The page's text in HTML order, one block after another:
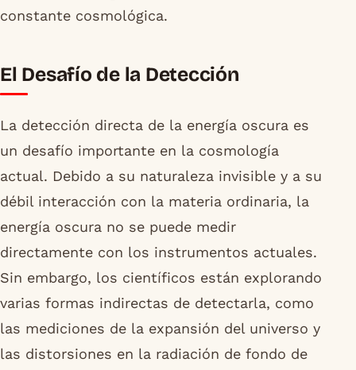
constante cosmológica.
El Desafío de la Detección
La detección directa de la energía oscura es
un desafío importante en la cosmología
actual. Debido a su naturaleza invisible y a su
débil interacción con la materia ordinaria, la
energía oscura no se puede medir
directamente con los instrumentos actuales.
Sin embargo, los científicos están explorando
varias formas indirectas de detectarla, como
las mediciones de la expansión del universo y
las distorsiones en la radiación de fondo de